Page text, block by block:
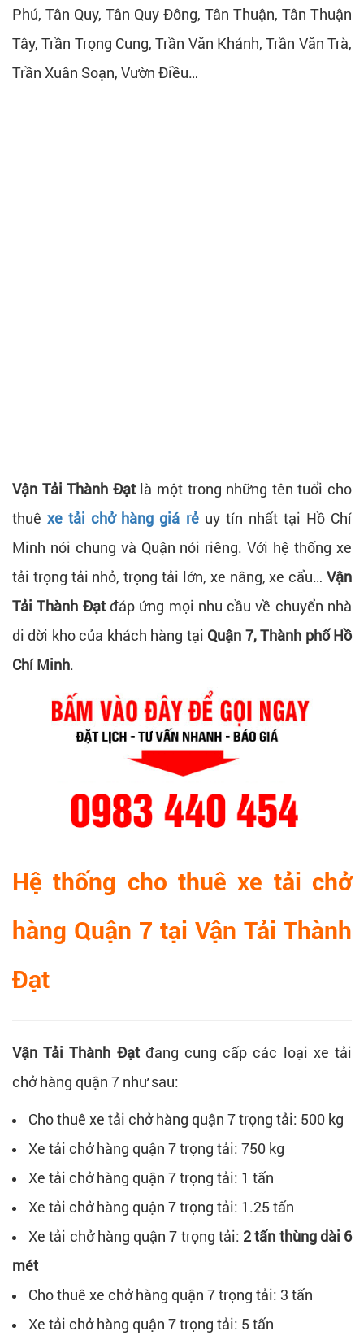
Phú, Tân Quy, Tân Quy Đông, Tân Thuận, Tân Thuận
Tây, Trần Trọng Cung, Trần Văn Khánh, Trần Văn Trà,
Trần Xuân Soạn, Vườn Điều…
Vận Tải Thành Đạtlà một trong những tên tuổi cho
thuêxe tải chở hàng giá rẻ uy tín nhất tại Hồ Chí
Minh nói chung và Quận nói riêng. Với hệ thống xe
tải trọng tải nhỏ, trọng tải lớn, xe nâng, xe cẩu… Vận
Tải Thành Đạtđáp ứng mọi nhu cầu về chuyển nhà
di dời kho của khách hàng tại Quận 7, Thành phố Hồ
Chí Minh.
Hệ thống cho thuê xe tải chở
hàng Quận 7 tại Vận Tải Thành
Đạt
Vận Tải Thành Đạtđang cung cấp các loại xe tải
chở hàng quận 7 như sau:
Cho thuê xe tải chở hàng quận 7 trọng tải: 500 kg
Xe tải chở hàng quận 7 trọng tải: 750 kg
Xe tải chở hàng quận 7 trọng tải: 1 tấn
Xe tải chở hàng quận 7 trọng tải: 1.25 tấn
Xe tải chở hàng quận 7 trọng tải: 2 tấn thùng dài 6
mét
Cho thuê xe chở hàng quận 7 trọng tải: 3 tấn
Xe tải chở hàng quận 7 trọng tải: 5 tấn